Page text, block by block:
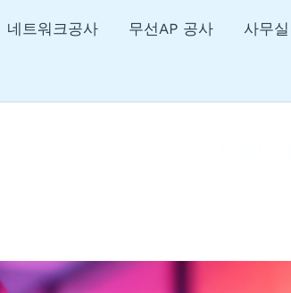
네트워크공사 무선AP 공사 사무